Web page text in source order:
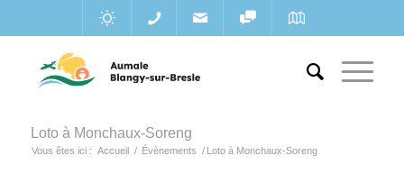
Loto à Monchaux-Soreng
Vous êtes ici : Accueil / Évènements / Loto à Monchaux-Soreng